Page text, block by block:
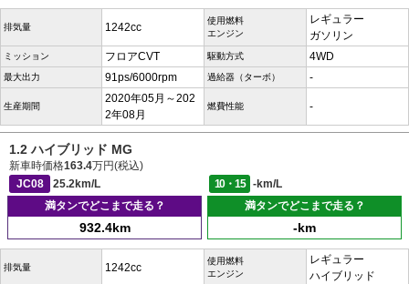
排気量 1242cc
使用燃料
エンジン
レギュラー
ガソリン
ミッション フロアCVT 駆動方式 4WD
最大出力 91ps/6000rpm 過給器（ターボ） -
生産期間
2020年05月～202
2年08月
燃費性能 -
1.2 ハイブリッド MG
新車時価格163.4万円(税込)
JC08
25.2km/L 10・15
-km/L
満タンでどこまで走る？
932.4km
満タンでどこまで走る？
-km
排気量 1242cc
使用燃料
エンジン
レギュラー
ハイブリッド